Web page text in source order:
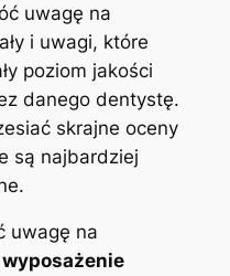
uwagę na
i uwagi, które
poziom jakości
danego dentystę.
skrajne oceny
są najbardziej
uwagę na
wyposażenie